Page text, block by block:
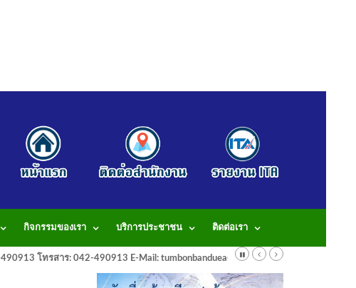
กิจกรรมของเรา บริการประชาชน ติดต่อเรา
โทรสาร: 042-490913 E-Mail: tumbonbanduea@gmail.com